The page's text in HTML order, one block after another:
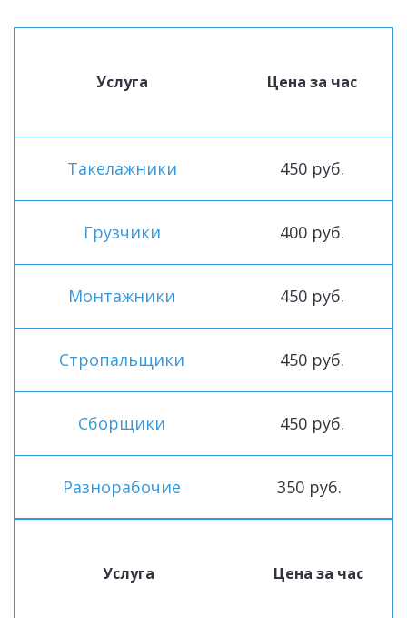
Услуга Цена за час
Такелажники 450 руб.
Грузчики 400 руб.
Монтажники 450 руб.
Стропальщики 450 руб.
Сборщики 450 руб.
Разнорабочие 350 руб.
Услуга Цена за час